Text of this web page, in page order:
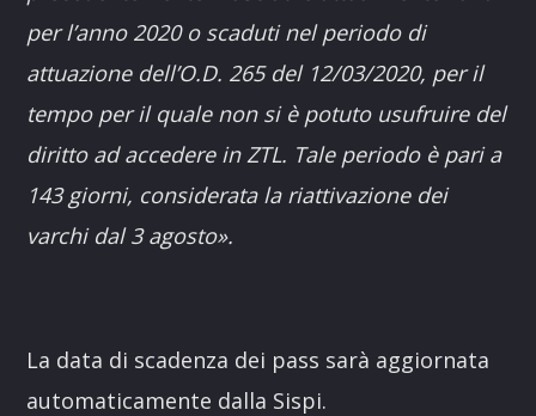
per l’anno 2020 o scaduti nel periodo di
attuazione dell’O.D. 265 del 12/03/2020, per il
tempo per il quale non si è potuto usufruire del
diritto ad accedere in ZTL. Tale periodo è pari a
143 giorni, considerata la riattivazione dei
varchi dal 3 agosto».
La data di scadenza dei pass sarà aggiornata
automaticamente dalla Sispi.